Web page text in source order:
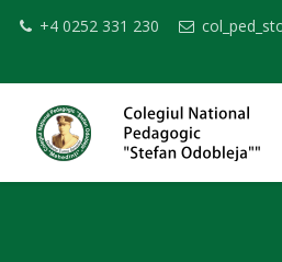
+4 0252 331 230